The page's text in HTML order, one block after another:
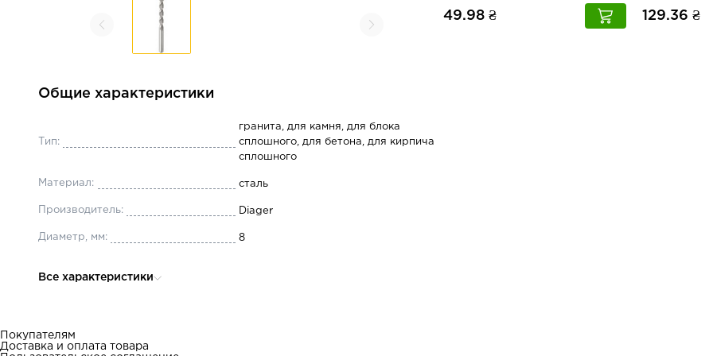
49.98 ₴ 129.36 ₴
Общие характеристики
Тип:
гранита, для камня, для блока
сплошного, для бетона, для кирпича
сплошного
Материал: сталь
Производитель: Diager
Диаметр, мм: 8
Ширина ударной части:
Все характеристики
Покупателям
Доставка и оплата товара